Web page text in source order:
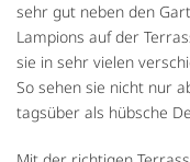
sehr gut neben den
Lampions auf der
sie in sehr vielen
So sehen sie nicht nur
tagsüber als hübsche